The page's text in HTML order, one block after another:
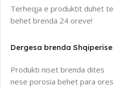
Terheqja e produktit duhet te
behet brenda 24 oreve!
Dergesa brenda Shqiperise
Produkti niset brenda dites
nese porosia behet para ores